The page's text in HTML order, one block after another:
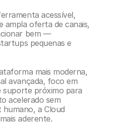
acessível,
ampla oferta de canais,
bem —
pequenas e
mais moderna,
avançada, foco em
suporte próximo para
acelerado sem
a Cloud
aderente.